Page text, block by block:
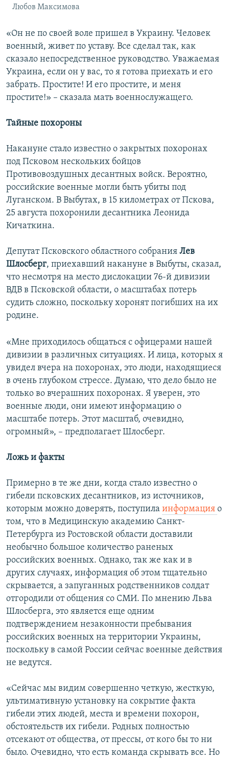
Любов Максимова
«Он не по своей воле пришел в Украину. Человек
военный, живет по уставу. Все сделал так, как
сказало непосредственное руководство. Уважаемая
Украина, если он у вас, то я готова приехать и его
забрать. Простите! И его простите, и меня
простите!» – сказала мать военнослужащего.
Тайные похороны
Накануне стало известно о закрытых похоронах
под Псковом нескольких бойцов
Противовоздушных десантных войск. Вероятно,
российские военные могли быть убиты под
Луганском. В Выбутах, в 15 километрах от Пскова,
25 августа похоронили десантника Леонида
Кичаткина.
Депутат Псковского областного собрания Лев
Шлосберг, приехавший накануне в Выбуты, сказал,
что несмотря на место дислокации 76-й дивизии
ВДВ в Псковской области, о масштабах потерь
судить сложно, поскольку хоронят погибших на их
родине.
«Мне приходилось общаться с офицерами нашей
дивизии в различных ситуациях. И лица, которых я
увидел вчера на похоронах, это люди, находящиеся
в очень глубоком стрессе. Думаю, что дело было не
только во вчерашних похоронах. Я уверен, это
военные люди, они имеют информацию о
масштабе потерь. Этот масштаб, очевидно,
огромный», – предполагает Шлосберг.
Ложь и факты
Примерно в те же дни, когда стало известно о
гибели псковских десантников, из источников,
которым можно доверять, поступила информация о
том, что в Медицинскую академию Санкт-
Петербурга из Ростовской области доставили
необычно большое количество раненых
российских военных. Однако, так же как и в
других случаях, информация об этом тщательно
скрывается, а запуганных родственников солдат
отгородили от общения со СМИ. По мнению Льва
Шлосберга, это является еще одним
подтверждением незаконности пребывания
российских военных на территории Украины,
поскольку в самой России сейчас военные действия
не ведутся.
«Сейчас мы видим совершенно четкую, жесткую,
ультимативную установку на сокрытие факта
гибели этих людей, места и времени похорон,
обстоятельств их гибели. Родных полностью
отсекают от общества, от прессы, от кого бы то ни
было. Очевидно, что есть команда скрывать все. Но